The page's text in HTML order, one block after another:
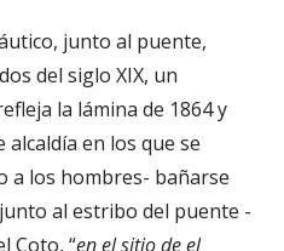
junto al puente,
del siglo XIX, un
la lámina de 1864 y
en los que se
a los hombres- bañarse
al estribo del puente -
Coto, “en el sitio de el